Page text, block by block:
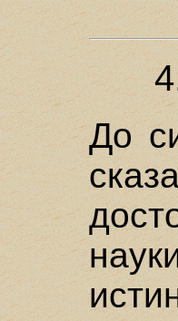
До